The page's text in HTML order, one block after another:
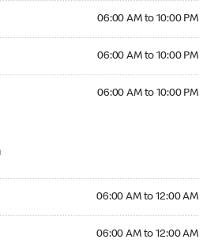
06:00 AM to 10:00 PM
06:00 AM to 10:00 PM
06:00 AM to 10:00 PM
06:00 AM to 12:00 AM
06:00 AM to 12:00 AM